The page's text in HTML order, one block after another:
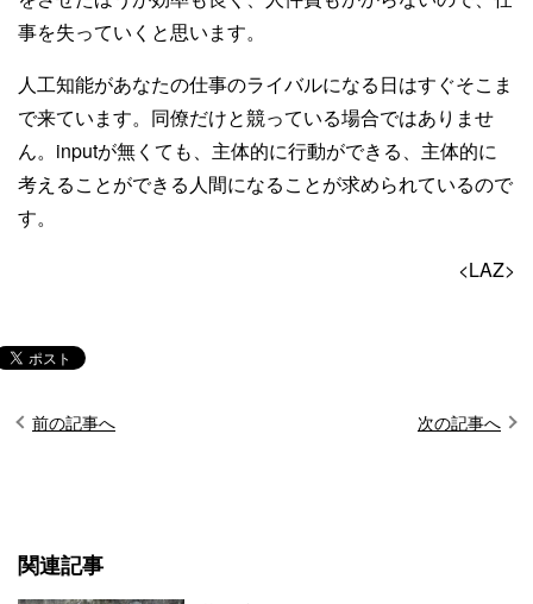
事を失っていくと思います。
人工知能があなたの仕事のライバルになる日はすぐそこま
で来ています。同僚だけと競っている場合ではありませ
ん。inputが無くても、主体的に行動ができる、主体的に
考えることができる人間になることが求められているので
す。
<LAZ>
前の記事へ 次の記事へ
関連記事